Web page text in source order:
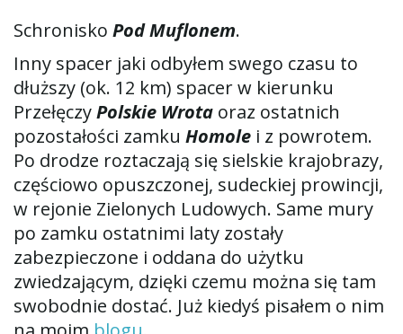
Schronisko Pod Muflonem.
Inny spacer jaki odbyłem swego czasu to
dłuższy (ok. 12 km) spacer w kierunku
PrzełęczyPolskie Wrota oraz ostatnich
pozostałości zamku Homole i z powrotem.
Po drodze roztaczają się sielskie krajobrazy,
częściowo opuszczonej, sudeckiej prowincji,
w rejonie Zielonych Ludowych. Same mury
po zamku ostatnimi laty zostały
zabezpieczone i oddana do użytku
zwiedzającym, dzięki czemu można się tam
swobodnie dostać. Już kiedyś pisałem o nim